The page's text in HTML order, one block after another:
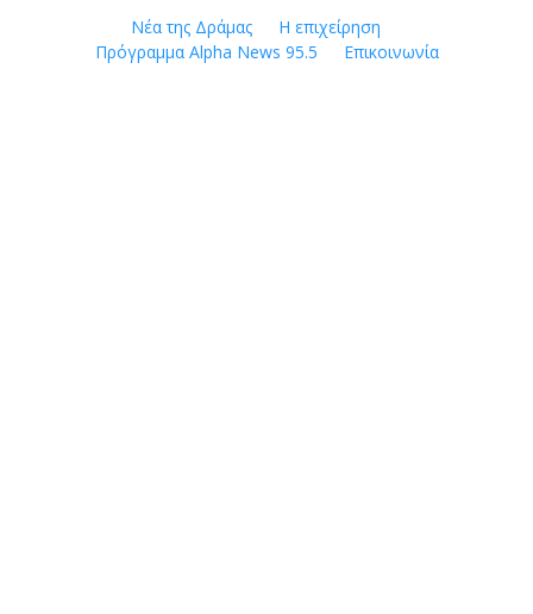
Νέα της Δράμας
Η επιχείρηση
Πρόγραμμα Alpha News 95.5
Επικοινωνία